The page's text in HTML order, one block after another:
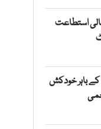
استطاعت
باہر خودکش